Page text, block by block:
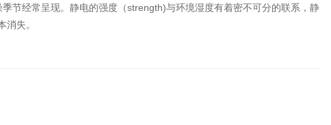
节经常呈现。静电的强度（strength)与环境湿度有着密不可分的联系，静
失。